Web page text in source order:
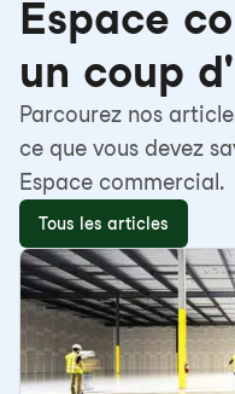
Espace
un coup
Parcourez nos
ce que vous devez
Espace commercial.
Tous les articles